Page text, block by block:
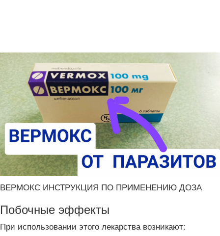
ВЕРМОКС ИНСТРУКЦИЯ ПО ПРИМЕНЕНИЮ ДОЗА
Побочные эффекты
При использовании этого лекарства возникают: